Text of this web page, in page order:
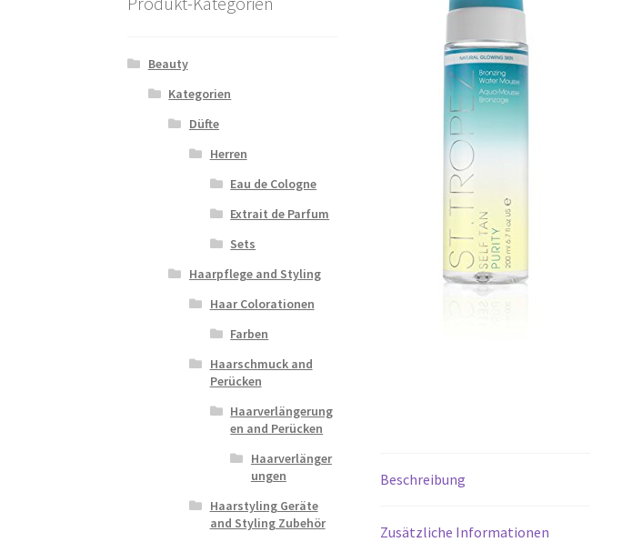
Beschreibung
Zusätzliche Informationen
Beauty
Kategorien
Düfte
Herren
Eau de Cologne
Extrait de Parfum
Sets
Haarpflege and Styling
Haar Colorationen
Farben
Haarschmuck and
Perücken
Haarverlängerung
en and Perücken
Haarverlänger
ungen
Haarstyling Geräte
and Styling Zubehör